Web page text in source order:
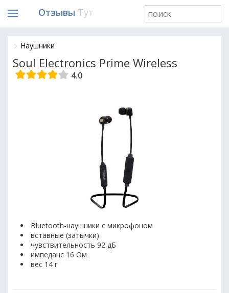
Отзывы Тут
Наушники
Soul Electronics Prime Wireless
4.0
Bluetooth-наушники с микрофоном
вставные (затычки)
чувствительность 92 дБ
импеданс 16 Ом
вес 14 г